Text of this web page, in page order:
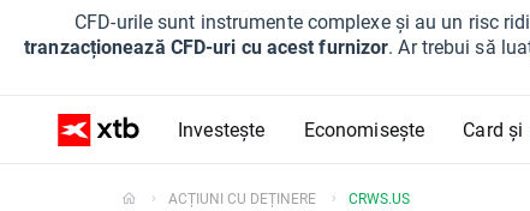
CFD-urile sunt instrumente complexe și au un risc
tranzacționează CFD-uri cu acest furnizor. Ar trebui să
Investește Economisește Card și
ACȚIUNI CU DEȚINERE CRWS.US